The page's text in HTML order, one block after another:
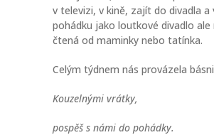
v televizi, v kině, zajít do divadla a
pohádku jako loutkové divadlo ale
čtená od maminky nebo tatínka.
Celým týdnem nás provázela
Kouzelnými vrátky,
pospěš s námi do pohádky.